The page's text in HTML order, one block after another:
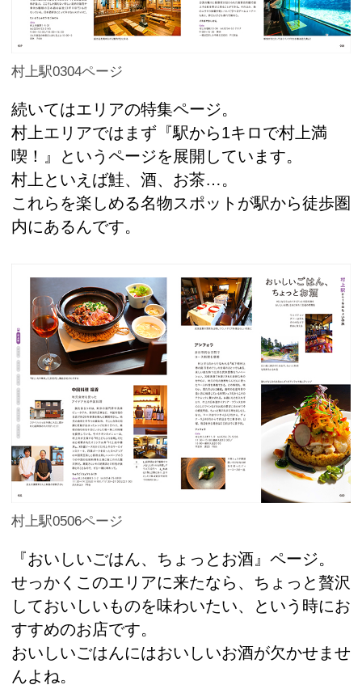
村上駅0304ページ
続いてはエリアの特集ページ。
村上エリアではまず『駅から1キロで村上満
喫！』というページを展開しています。
村上といえば鮭、酒、お茶…。
これらを楽しめる名物スポットが駅から徒歩圏
内にあるんです。
村上駅0506ページ
『おいしいごはん、ちょっとお酒』ページ。
せっかくこのエリアに来たなら、ちょっと贅沢
しておいしいものを味わいたい、という時にお
すすめのお店です。
おいしいごはんにはおいしいお酒が欠かせませ
んよね。